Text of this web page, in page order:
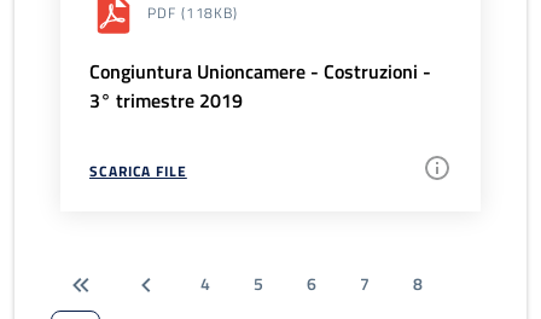
PDF (118KB)
Congiuntura Unioncamere - Costruzioni -
3° trimestre 2019
SCARICA FILE
4 5 6 7
8